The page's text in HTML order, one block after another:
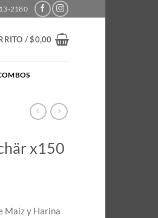
2180
/$0,00
x150
Maíz y Harina